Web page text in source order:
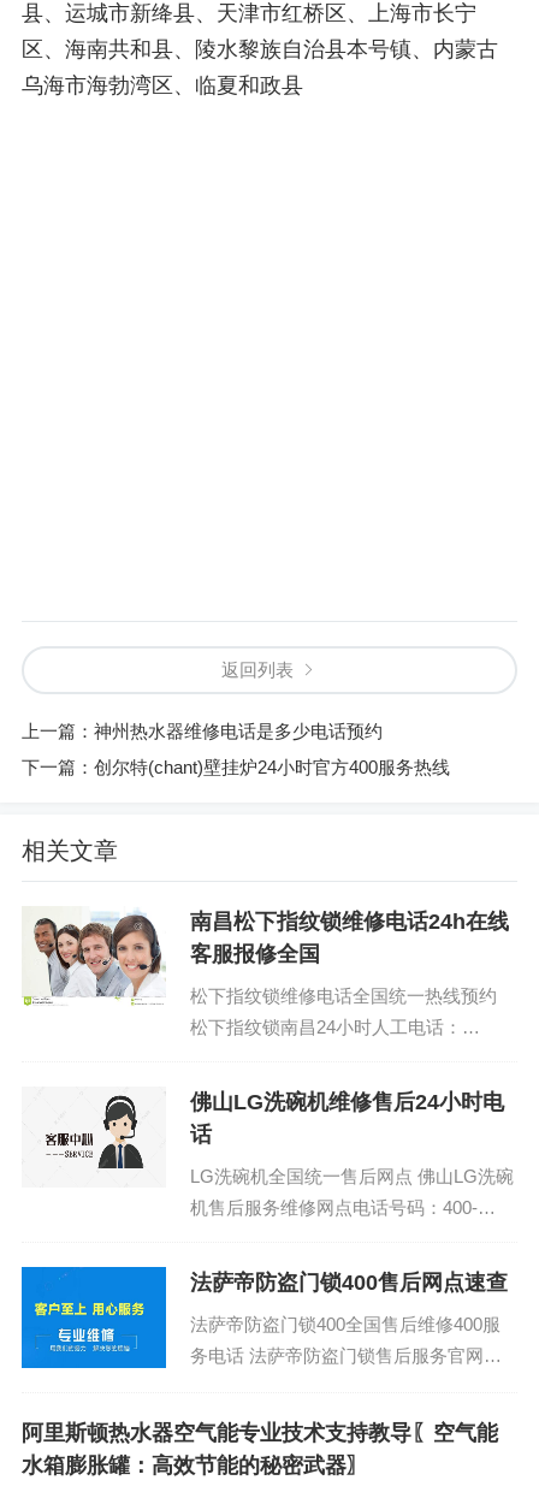
县、运城市新绛县、天津市红桥区、上海市长宁
区、海南共和县、陵水黎族自治县本号镇、内蒙古
乌海市海勃湾区、临夏和政县
返回列表
上一篇： 神州热水器维修电话是多少电话预约
下一篇： 创尔特(chant)壁挂炉24小时官方400服务热线
相关文章
南昌松下指纹锁维修电话24h在线
客服报修全国
松下指纹锁维修电话全国统一热线预约
松下指纹锁南昌24小时人工电话：
佛山LG洗碗机维修售后24小时电
话
LG洗碗机全国统一售后网点 佛山LG洗碗
机售后服务维修网点电话号码：400-
碗机...
法萨帝防盗门锁400售后网点速查
法萨帝防盗门锁400全国售后维修400服
务电话 法萨帝防盗门锁售后服务官网保
（2）400-1865-9...
阿里斯顿热水器空气能专业技术支持教导〖空气能
水箱膨胀罐：高效节能的秘密武器〗